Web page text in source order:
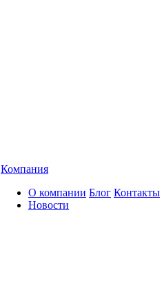
Компания
О компании
Новости
Блог Контакты